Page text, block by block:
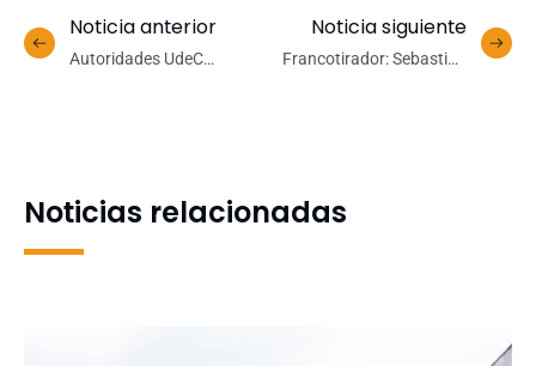
Noticia anterior
Autoridades UdeC
Noticia siguiente
Francotirador: Sebastián
Noticias relacionadas